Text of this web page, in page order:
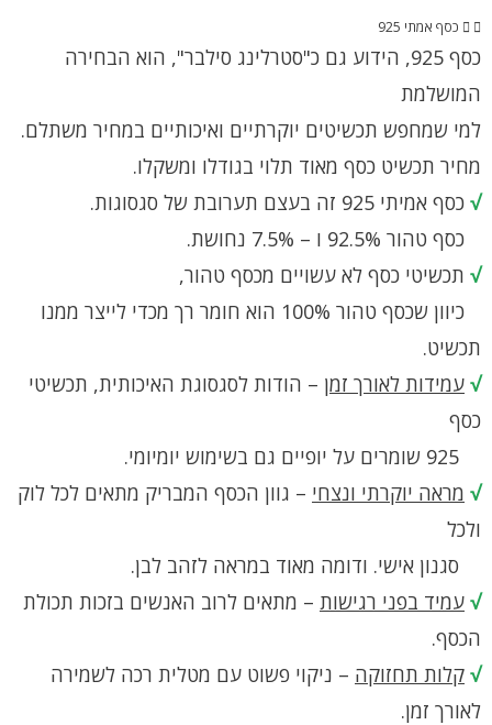
כסף אמתי 925
כסף 925, הידוע גם כ"סטרלינג סילבר", הוא הבחירה
המושלמת
למי שמחפש תכשיטים יוקרתיים ואיכותיים במחיר משתלם.
מחיר תכשיט כסף מאוד תלוי בגודלו ומשקלו.
√ כסף אמיתי 925 זה בעצם תערובת של סגסוגות.
כסף טהור 92.5% ו – 7.5% נחושת.
√ תכשיטי כסף לא עשויים מכסף טהור,
כיוון שכסף טהור 100% הוא חומר רך מכדי לייצר ממנו
תכשיט.
√ עמידות לאורך זמן – הודות לסגסוגת האיכותית, תכשיטי
כסף
√ מראה יוקרתי ונצחי – גוון הכסף המבריק מתאים לכל לוק
ולכל
סגנון אישי. ודומה מאוד במראה לזהב לבן.
√ עמיד בפני רגישות – מתאים לרוב האנשים בזכות תכולת
הכסף.
√ קלות תחזוקה – ניקוי פשוט עם מטלית רכה לשמירה
לאורך זמן.